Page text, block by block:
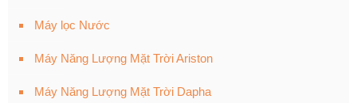
Máy lọc Nước
Máy Năng Lượng Mặt Trời Ariston
Máy Năng Lượng Mặt Trời Dapha